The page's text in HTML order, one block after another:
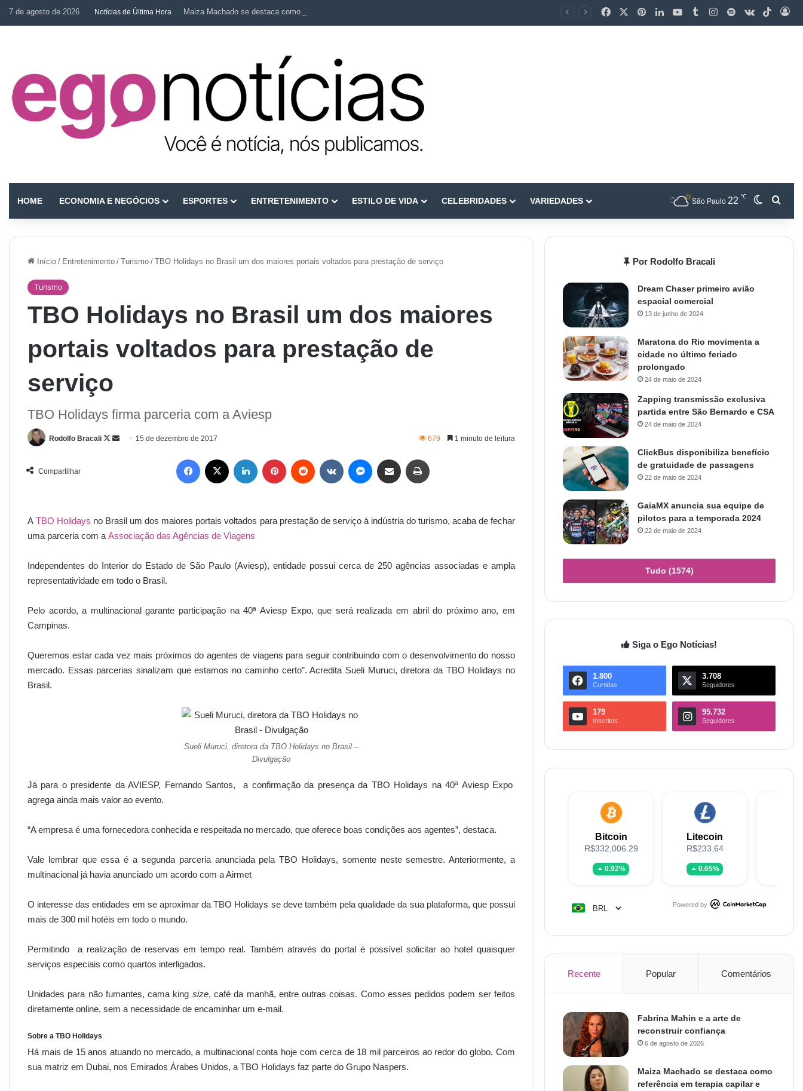
7 de agosto de 2026 Notícias de Última Hora Maiza Machado se destaca como referência em terapia capilar e saúde do couro cabeludo
HOME ECONOMIA E NEGÓCIOS ESPORTES ENTRETENIMENTO ESTILO DE VIDA CELEBRIDADES VARIEDADES São Paulo 22 ℃
Início / Entretenimento / Turismo / TBO Holidays no Brasil um dos maiores portais voltados para prestação de serviço
Turismo
TBO Holidays no Brasil um dos maiores
portais voltados para prestação de
serviço
TBO Holidays firma parceria com a Aviesp
Rodolfo Bracali 15 de dezembro de 2017 679 1 minuto de leitura
Compartilhar
ATBO Holidays no Brasil um dos maiores portais voltados para prestação de serviço à indústria do turismo, acaba de fechar
uma parceria com a Associação das Agências de Viagens
Independentes do Interior do Estado de São Paulo (Aviesp), entidade possui cerca de 250 agências associadas e ampla
representatividade em todo o Brasil.
Pelo acordo, a multinacional garante participação na 40ª Aviesp Expo, que será realizada em abril do próximo ano, em
Campinas.
Queremos estar cada vez mais próximos do agentes de viagens para seguir contribuindo com o desenvolvimento do nosso
mercado. Essas parcerias sinalizam que estamos no caminho certo”. Acredita Sueli Muruci, diretora da TBO Holidays no
Brasil.
Sueli Muruci, diretora da TBO Holidays no Brasil –
Divulgação
Já para o presidente da AVIESP, Fernando Santos, a confirmação da presença da TBO Holidays na 40ª Aviesp Expo
agrega ainda mais valor ao evento.
“A empresa é uma fornecedora conhecida e respeitada no mercado, que oferece boas condições aos agentes”, destaca.
Vale lembrar que essa é a segunda parceria anunciada pela TBO Holidays, somente neste semestre. Anteriormente, a
multinacional já havia anunciado um acordo com a Airmet
O interesse das entidades em se aproximar da TBO Holidays se deve também pela qualidade da sua plataforma, que possui
mais de 300 mil hotéis em todo o mundo.
Permitindo a realização de reservas em tempo real. Também através do portal é possível solicitar ao hotel quaisquer
serviços especiais como quartos interligados.
Unidades para não fumantes, cama king size, café da manhã, entre outras coisas. Como esses pedidos podem ser feitos
diretamente online, sem a necessidade de encaminhar um e-mail.
Sobre a TBO Holidays
Há mais de 15 anos atuando no mercado, a multinacional conta hoje com cerca de 18 mil parceiros ao redor do globo. Com
sua matriz em Dubai, nos Emirados Árabes Unidos, a TBO Holidays faz parte do Grupo Naspers.
Por Rodolfo Bracali
Dream Chaser primeiro avião
espacial comercial
13 de junho de 2024
Maratona do Rio movimenta a
cidade no último feriado
prolongado
24 de maio de 2024
Zapping transmissão exclusiva
partida entre São Bernardo e CSA
24 de maio de 2024
ClickBus disponibiliza benefício
de gratuidade de passagens
22 de maio de 2024
GaiaMX anuncia sua equipe de
pilotos para a temporada 2024
22 de maio de 2024
Tudo (1574)
Siga o Ego Notícias!
1.800
Curtidas
3.708
Seguidores
179
Inscritos
95.732
Seguidores
Bitcoin
R$332,006.29
0.92%
Litecoin
R$233.64
0.65%
Powered by
Recente Popular Comentários
Fabrina Mahin e a arte de
reconstruir confiança
6 de agosto de 2026
Maiza Machado se destaca como
referência em terapia capilar e